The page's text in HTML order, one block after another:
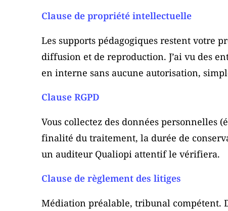
Clause de propriété intellectuelle
Les supports pédagogiques restent votre
diffusion et de reproduction. J’ai vu des
en interne sans aucune autorisation,
Clause RGPD
Vous collectez des données personnelles
finalité du traitement, la durée de
un auditeur Qualiopi attentif le vérifiera.
Clause de règlement des litiges
Médiation préalable, tribunal compétent.